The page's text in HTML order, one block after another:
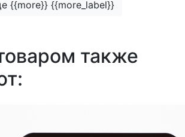
{{more}} {{more_label}}
также